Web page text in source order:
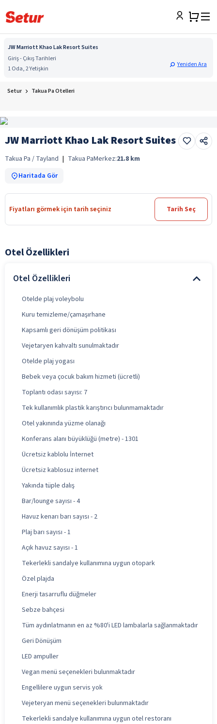
JW Marriott Khao Lak Resort Suites
Giriş - Çıkış Tarihleri
1 Oda, 2 Yetişkin
Yeniden Ara
Setur Takua Pa Otelleri
JW Marriott Khao Lak Resort Suites
Takua Pa / Tayland | Takua PaMerkez:21.8 km
Haritada Gör
Fiyatları görmek için tarih seçiniz Tarih Seç
Otel Özellikleri
Otel Özellikleri
Otelde plaj voleybolu
Kuru temizleme/çamaşırhane
Kapsamlı geri dönüşüm politikası
Vejetaryen kahvaltı sunulmaktadır
Otelde plaj yogası
Bebek veya çocuk bakım hizmeti (ücretli)
Toplantı odası sayısı: 7
Tek kullanımlık plastik karıştırıcı bulunmamaktadır
Otel yakınında yüzme olanağı
Konferans alanı büyüklüğü (metre) - 1301
Ücretsiz kablolu İnternet
Ücretsiz kablosuz internet
Yakında tüple dalış
Bar/lounge sayısı - 4
Havuz kenarı barı sayısı - 2
Plaj barı sayısı - 1
Açık havuz sayısı - 1
Tekerlekli sandalye kullanımına uygun otopark
Özel plajda
Enerji tasarruflu düğmeler
Sebze bahçesi
Tüm aydınlatmanın en az %80'i LED lambalarla sağlanmaktadır
Geri Dönüşüm
LED ampuller
Vegan menü seçenekleri bulunmaktadır
Engellilere uygun servis yok
Vejeteryan menü seçenekleri bulunmaktadır
Tekerlekli sandalye kullanımına uygun otel restoranı